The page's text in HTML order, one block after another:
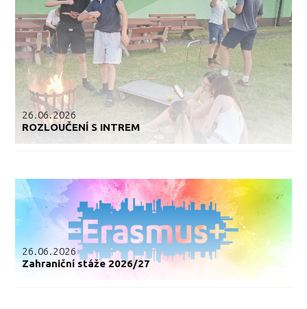
26.06.2026
ROZLOUČENÍ S INTREM
26.06.2026
Zahraniční stáže 2026/27